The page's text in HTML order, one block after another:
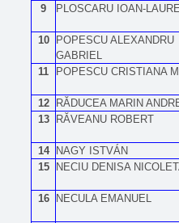
9 PLOSCARU IOAN-
10
POPESCU ALEXANDRU
GABRIEL
11
POPESCU CRISTIANA
12
RĂDUCEA MARIN
13
RĂVEANU ROBERT
14
NAGY ISTVÁN
15
NECIU DENISA
16 NECULA EMANUEL